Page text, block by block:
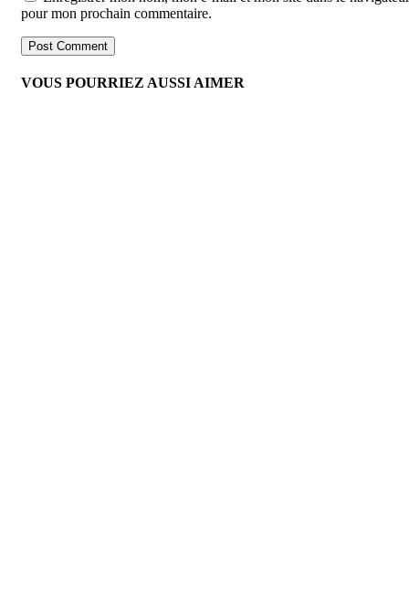
pour mon prochain commentaire.
VOUS POURRIEZ AUSSI AIMER